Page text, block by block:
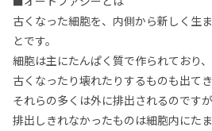
古くなった細胞を、内側から新しく生
とです。
細胞は主にたんぱく質で作られており
古くなったり壊れたりするものも出てき
それらの多くは外に排出されるのですが
排出しきれなかったものは細胞内にたま